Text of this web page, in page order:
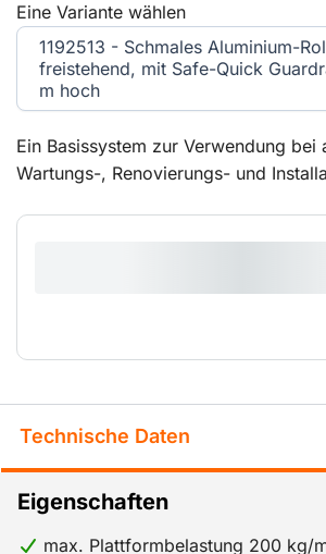
Ein Basissystem zur Verwendung bei
Wartungs-, Renovierungs- und
der Höhe als auch in der Breite
Arbeitsbodenhöhe und beim Einsatz
müssen sie als festes Gerüst
obligatorisch verankert werden.
Eine Variante wählen
1192513 - Schmales Aluminium-
freistehend, mit Safe-Quick
m hoch
Technische Daten
Eigenschaften
max. Plattformbelastung 200 kg/